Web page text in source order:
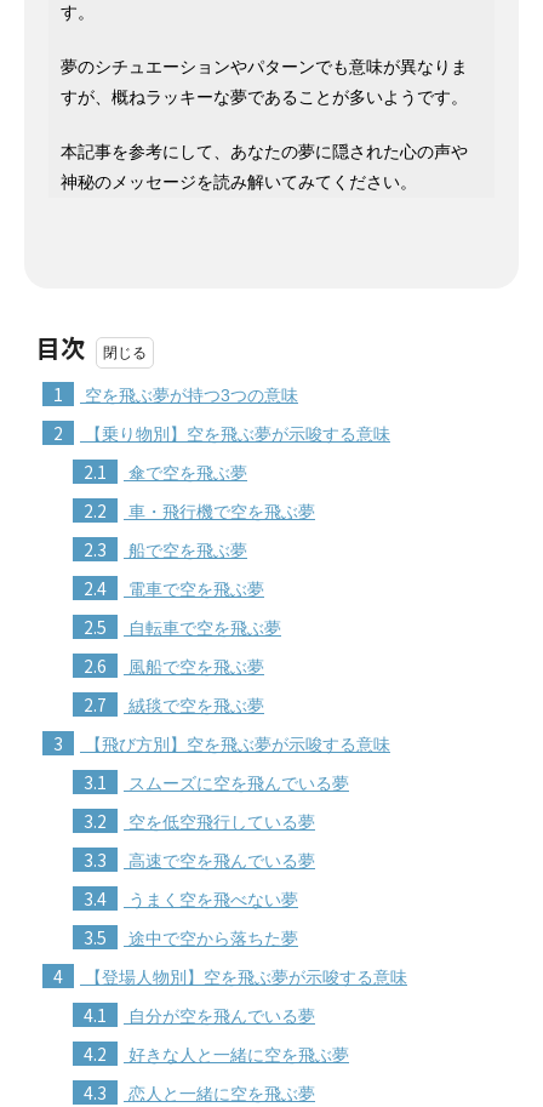
す。
夢のシチュエーションやパターンでも意味が異なりま
すが、概ねラッキーな夢であることが多いようです。
本記事を参考にして、あなたの夢に隠された心の声や
神秘のメッセージを読み解いてみてください。
目次
1 空を飛ぶ夢が持つ3つの意味
2 【乗り物別】空を飛ぶ夢が示唆する意味
2.1 傘で空を飛ぶ夢
2.2 車・飛行機で空を飛ぶ夢
2.3 船で空を飛ぶ夢
2.4 電車で空を飛ぶ夢
2.5 自転車で空を飛ぶ夢
2.6 風船で空を飛ぶ夢
2.7 絨毯で空を飛ぶ夢
3 【飛び方別】空を飛ぶ夢が示唆する意味
3.1 スムーズに空を飛んでいる夢
3.2 空を低空飛行している夢
3.3 高速で空を飛んでいる夢
3.4 うまく空を飛べない夢
3.5 途中で空から落ちた夢
4 【登場人物別】空を飛ぶ夢が示唆する意味
4.1 自分が空を飛んでいる夢
4.2 好きな人と一緒に空を飛ぶ夢
4.3 恋人と一緒に空を飛ぶ夢